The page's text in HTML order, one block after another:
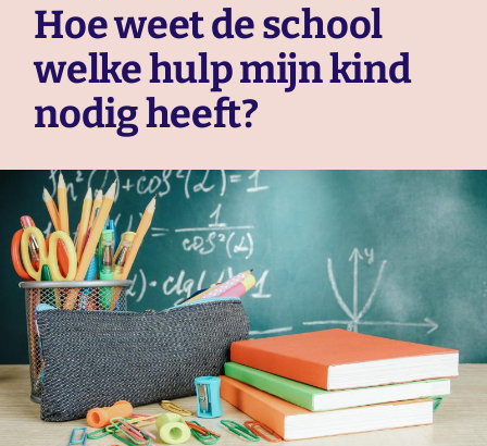
Hoe weet de school
welke hulp mijn kind
nodig heeft?